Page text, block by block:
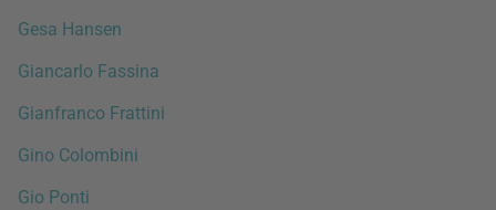
Gesa Hansen
Giancarlo Fassina
Gianfranco Frattini
Gino Colombini
Gio Ponti